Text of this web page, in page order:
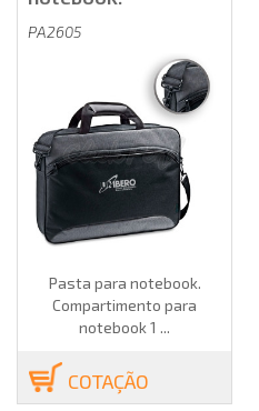
PA2605
Pasta para notebook.
Compartimento para
notebook 1 ...
COTAÇÃO